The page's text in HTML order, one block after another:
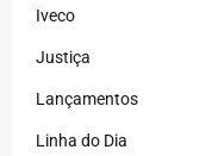
Iveco
Justiça
Lançamentos
Linha do Dia